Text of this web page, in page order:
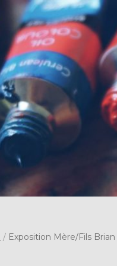
/ Exposition Mère/Fils